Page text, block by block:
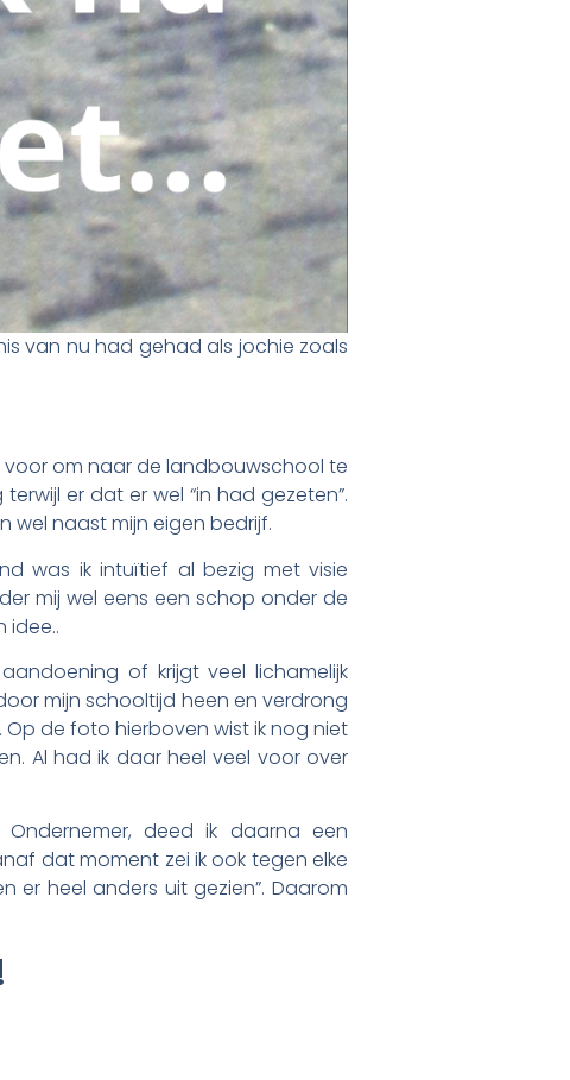
van nu had gehad als jochie zoals
voor om naar de landbouwschool te
er dat er wel “in had gezeten”.
wel naast mijn eigen bedrijf.
was ik intuïtief al bezig met visie
mij wel eens een schop onder de
idee..
of krijgt veel lichamelijk
mijn schooltijd heen en verdrong
de foto hierboven wist ik nog niet
Al had ik daar heel veel voor over
deed ik daarna een
dat moment zei ik ook tegen elke
er heel anders uit gezien”. Daarom